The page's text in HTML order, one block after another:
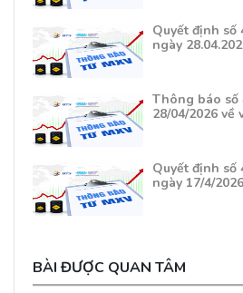
Quyết định số
ngày
Thông báo số
28/04/2026 về
Quyết định số
ngày 17/4/
BÀI ĐƯỢC QUAN TÂM